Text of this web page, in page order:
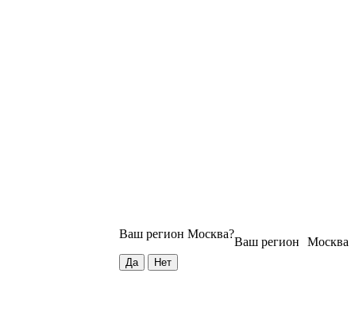
Москва
Ваш регион
Ваш регион Москва?